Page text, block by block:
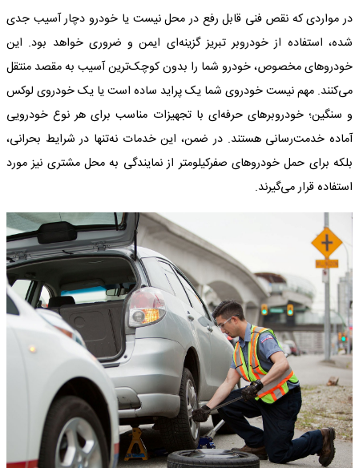
در مواردی که نقص فنی قابل رفع در محل نیست یا خودرو دچار آسیب جدی
شده، استفاده از خودروبر تبریز گزینه‌ای ایمن و ضروری خواهد بود. این
خودروهای مخصوص، خودرو شما را بدون کوچک‌ترین آسیب به مقصد منتقل
می‌کنند. مهم نیست خودروی شما یک پراید ساده است یا یک خودروی لوکس
و سنگین؛ خودروبرهای حرفه‌ای با تجهیزات مناسب برای هر نوع خودرویی
آماده خدمت‌رسانی هستند. در ضمن، این خدمات نه‌تنها در شرایط بحرانی،
بلکه برای حمل خودروهای صفرکیلومتر از نمایندگی به محل مشتری نیز مورد
استفاده قرار می‌گیرند.